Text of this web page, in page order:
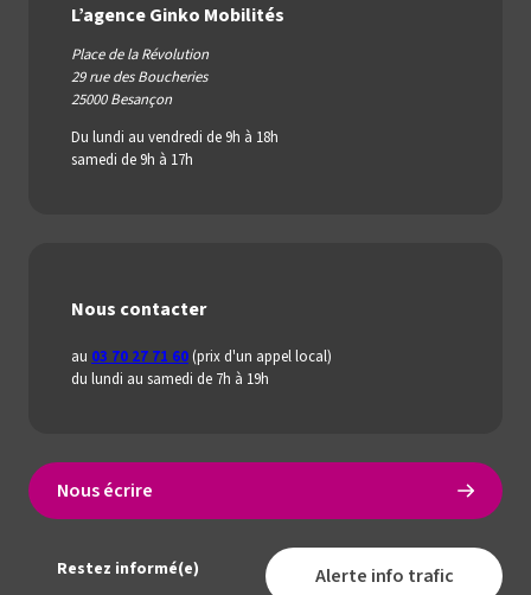
L’agence Ginko Mobilités
Place de la Révolution
29 rue des Boucheries
25000 Besançon
Du lundi au vendredi de 9h à 18h
samedi de 9h à 17h
Nous contacter
au 03 70 27 71 60 (prix d'un appel local)
du lundi au samedi de 7h à 19h
Nous écrire
Restez informé(e) Alerte info trafic